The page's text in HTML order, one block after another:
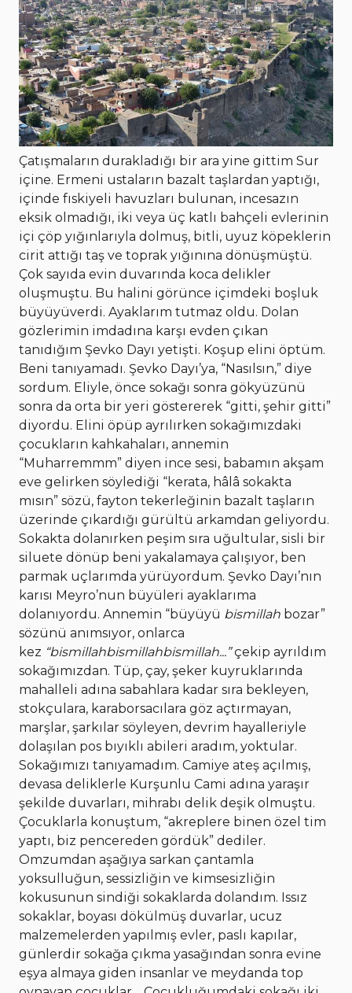
Çatışmaların durakladığı bir ara yine gittim Sur
içine. Ermeni ustaların bazalt taşlardan yaptığı,
içinde fıskiyeli havuzları bulunan, incesazın
eksik olmadığı, iki veya üç katlı bahçeli evlerinin
içi çöp yığınlarıyla dolmuş, bitli, uyuz köpeklerin
cirit attığı taş ve toprak yığınına dönüşmüştü.
Çok sayıda evin duvarında koca delikler
oluşmuştu. Bu halini görünce içimdeki boşluk
büyüyüverdi. Ayaklarım tutmaz oldu. Dolan
gözlerimin imdadına karşı evden çıkan
tanıdığım Şevko Dayı yetişti. Koşup elini öptüm.
Beni tanıyamadı. Şevko Dayı’ya, “Nasılsın,” diye
sordum. Eliyle, önce sokağı sonra gökyüzünü
sonra da orta bir yeri göstererek “gitti, şehir gitti”
diyordu. Elini öpüp ayrılırken sokağımızdaki
çocukların kahkahaları, annemin
“Muharremmm” diyen ince sesi, babamın akşam
eve gelirken söylediği “kerata, hâlâ sokakta
mısın” sözü, fayton tekerleğinin bazalt taşların
üzerinde çıkardığı gürültü arkamdan geliyordu.
Sokakta dolanırken peşim sıra uğultular, sisli bir
siluete dönüp beni yakalamaya çalışıyor, ben
parmak uçlarımda yürüyordum. Şevko Dayı’nın
karısı Meyro’nun büyüleri ayaklarıma
dolanıyordu. Annemin “büyüyü bismillah bozar”
sözünü anımsıyor, onlarca
kez “bismillahbismillahbismillah...”çekip ayrıldım
sokağımızdan. Tüp, çay, şeker kuyruklarında
mahalleli adına sabahlara kadar sıra bekleyen,
stokçulara, karaborsacılara göz açtırmayan,
marşlar, şarkılar söyleyen, devrim hayalleriyle
dolaşılan pos bıyıklı abileri aradım, yoktular.
Sokağımızı tanıyamadım. Camiye ateş açılmış,
devasa deliklerle Kurşunlu Cami adına yaraşır
şekilde duvarları, mihrabı delik deşik olmuştu.
Çocuklarla konuştum, “akreplere binen özel tim
yaptı, biz pencereden gördük” dediler.
Omzumdan aşağıya sarkan çantamla
yoksulluğun, sessizliğin ve kimsesizliğin
kokusunun sindiği sokaklarda dolandım. Issız
sokaklar, boyası dökülmüş duvarlar, ucuz
malzemelerden yapılmış evler, paslı kapılar,
günlerdir sokağa çıkma yasağından sonra evine
eşya almaya giden insanlar ve meydanda top